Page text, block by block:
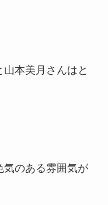
本美月さんはと
気のある雰囲気が